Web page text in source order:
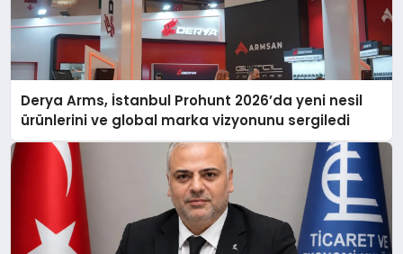
Derya Arms, İstanbul Prohunt 2026’da yeni nesil
ürünlerini ve global marka vizyonunu sergiledi